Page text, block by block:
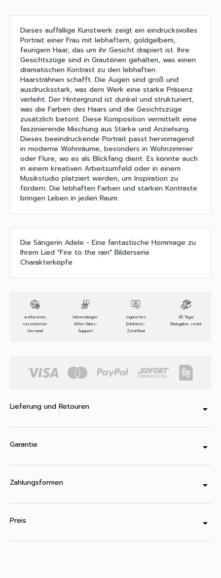
Dieses auffällige Kunstwerk zeigt ein eindrucksvolles
Portrait einer Frau mit lebhaftem, goldgelbem,
feurigem Haar, das um ihr Gesicht drapiert ist. Ihre
Gesichtszüge sind in Grautönen gehalten, was einen
dramatischen Kontrast zu den lebhaften
Haarsträhnen schafft. Die Augen sind groß und
ausdrucksstark, was dem Werk eine starke Präsenz
verleiht. Der Hintergrund ist dunkel und strukturiert,
was die Farben des Haars und die Gesichtszüge
zusätzlich betont. Diese Komposition vermittelt eine
faszinierende Mischung aus Stärke und Anziehung.
Dieses beeindruckende Portrait passt hervorragend
in moderne Wohnräume, besonders in Wohnzimmer
oder Flure, wo es als Blickfang dient. Es könnte auch
in einem kreativen Arbeitsumfeld oder in einem
Musikstudio platziert werden, um Inspiration zu
fördern. Die lebhaften Farben und starken Kontraste
bringen Leben in jeden Raum.
Die Sängerin Adele - Eine fantastische Hommage zu
Ihrem Lied "Fire to the rain" Bilderserie
Charakterköpfe
weltweiter,
versicherter
Versand
lebenslanger
After-Sales-
Support
signiertes
Echtheits-
Zertifikat
30 Tage
Rückgabe- recht
Lieferung und Retouren arrow_drop_down
Garantie arrow_drop_down
Zahlungsformen arrow_drop_down
Preis arrow_drop_down